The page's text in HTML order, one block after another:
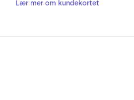
Lær mer om kundekortet